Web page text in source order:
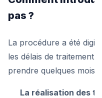
pas ?
La procédure a été
les délais de traitement
prendre quelques mois).
La réalisation des